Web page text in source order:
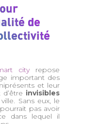
de
cityrepose
important des
et leur
invisibles
Sans eux, le
pas avoir
dans lequel il